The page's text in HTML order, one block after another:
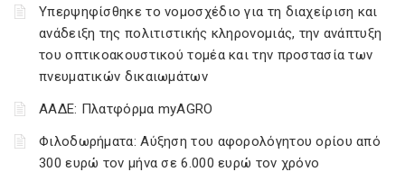
Υπερψηφίσθηκε το νομοσχέδιο για τη διαχείριση και
ανάδειξη της πολιτιστικής κληρονομιάς, την ανάπτυξη
του οπτικοακουστικού τομέα και την προστασία των
πνευματικών δικαιωμάτων
ΑΑΔΕ: Πλατφόρμα myAGRO
Φιλοδωρήματα: Αύξηση του αφορολόγητου ορίου από
300 ευρώ τον μήνα σε 6.000 ευρώ τον χρόνο